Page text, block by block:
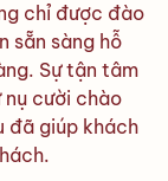
chỉ được đào
sẵn sàng hỗ
Sự tận tâm
cười chào
đã giúp khách